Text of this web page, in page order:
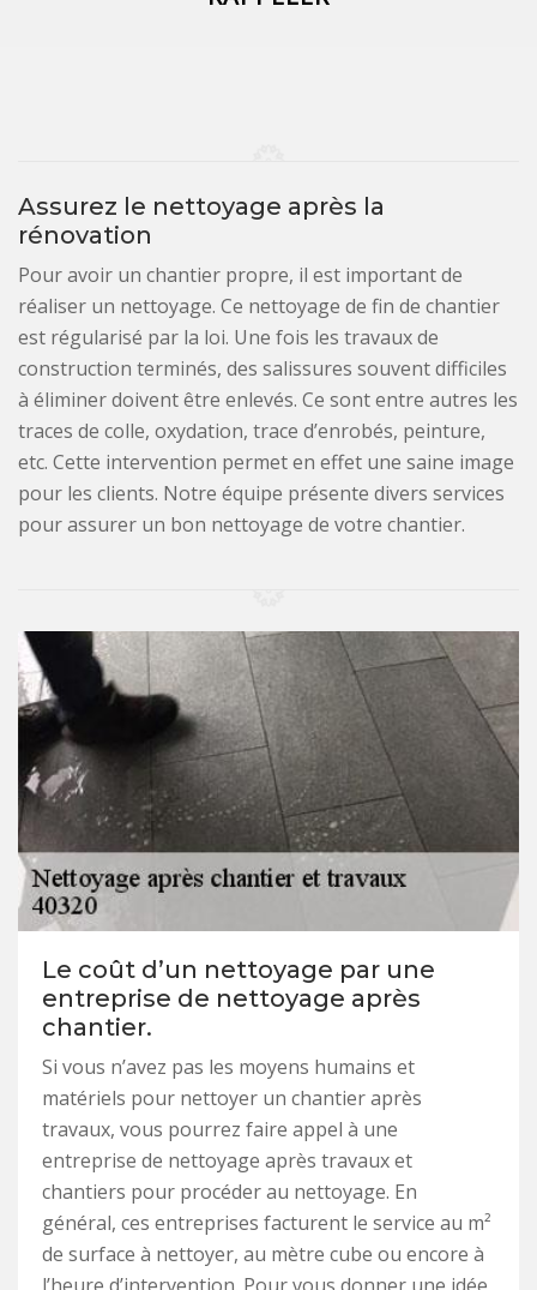
Assurez le nettoyage après la
rénovation
Pour avoir un chantier propre, il est important de
réaliser un nettoyage. Ce nettoyage de fin de chantier
est régularisé par la loi. Une fois les travaux de
construction terminés, des salissures souvent difficiles
à éliminer doivent être enlevés. Ce sont entre autres les
traces de colle, oxydation, trace d’enrobés, peinture,
etc. Cette intervention permet en effet une saine image
pour les clients. Notre équipe présente divers services
pour assurer un bon nettoyage de votre chantier.
Le coût d’un nettoyage par une
entreprise de nettoyage après
chantier.
Si vous n’avez pas les moyens humains et
matériels pour nettoyer un chantier après
travaux, vous pourrez faire appel à une
entreprise de nettoyage après travaux et
chantiers pour procéder au nettoyage. En
général, ces entreprises facturent le service au m²
de surface à nettoyer, au mètre cube ou encore à